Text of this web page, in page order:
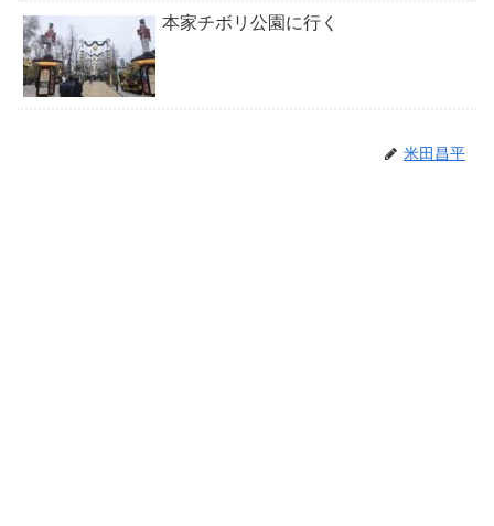
本家チボリ公園に行く
米田昌平